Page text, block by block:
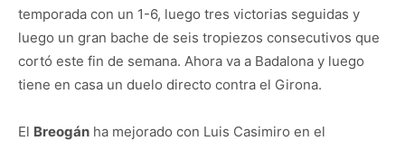
temporada con un 1-6, luego tres victorias seguidas y
luego un gran bache de seis tropiezos consecutivos que
cortó este fin de semana. Ahora va a Badalona y luego
tiene en casa un duelo directo contra el Girona.
El Breogán ha mejorado con Luis Casimiro en el